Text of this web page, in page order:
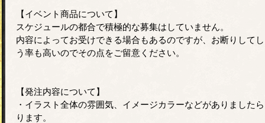
【イベント商品について】
スケジュールの都合で積極的な募集はしていません。
内容によってお受けできる場合もあるのですが、お断りして
う率も高いのでその点をご留意ください。
【発注内容について】
・イラスト全体の雰囲気、イメージカラーなどがありました
ります。